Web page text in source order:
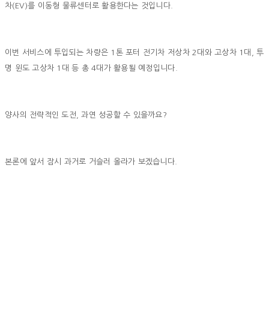
차(EV)를 이동형 물류센터로 활용한다는 것입니다.
이번 서비스에 투입되는 차량은 1톤 포터 전기차 저상차 2대와 고상차 1대, 투
명 윈도 고상차 1대 등 총 4대가 활용될 예정입니다.
양사의 전략적인 도전, 과연 성공할 수 있을까요?
본론에 앞서 잠시 과거로 거슬러 올라가 보겠습니다.